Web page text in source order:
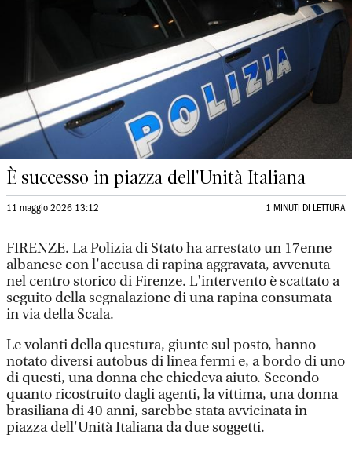
È successo in piazza dell'Unità Italiana
11 maggio 2026 13:12 1 MINUTI DI LETTURA
FIRENZE. La Polizia di Stato ha arrestato un 17enne
albanese con l'accusa di rapina aggravata, avvenuta
nel centro storico di Firenze. L'intervento è scattato a
seguito della segnalazione di una rapina consumata
in via della Scala.
Le volanti della questura, giunte sul posto, hanno
notato diversi autobus di linea fermi e, a bordo di uno
di questi, una donna che chiedeva aiuto. Secondo
quanto ricostruito dagli agenti, la vittima, una donna
brasiliana di 40 anni, sarebbe stata avvicinata in
piazza dell'Unità Italiana da due soggetti.